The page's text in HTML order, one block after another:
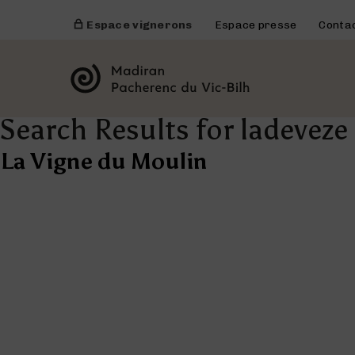
Espace vignerons Espace presse
Search Results for ladeveze
La Vigne du Moulin